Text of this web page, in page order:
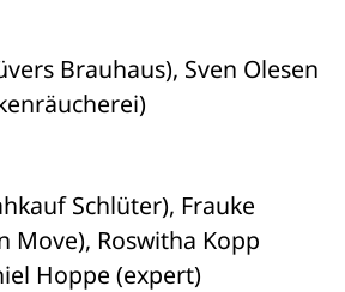
Brauhaus), Sven Olesen
Schlüter), Frauke
Move), Roswitha Kopp
Hoppe (expert)